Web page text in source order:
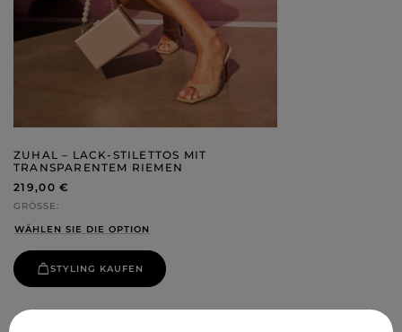
ZUHAL – LACK-STILETTOS MIT
TRANSPARENTEM RIEMEN
219,00 €
GRÖSSE
WÄHLEN SIE DIE OPTION
STYLING KAUFEN